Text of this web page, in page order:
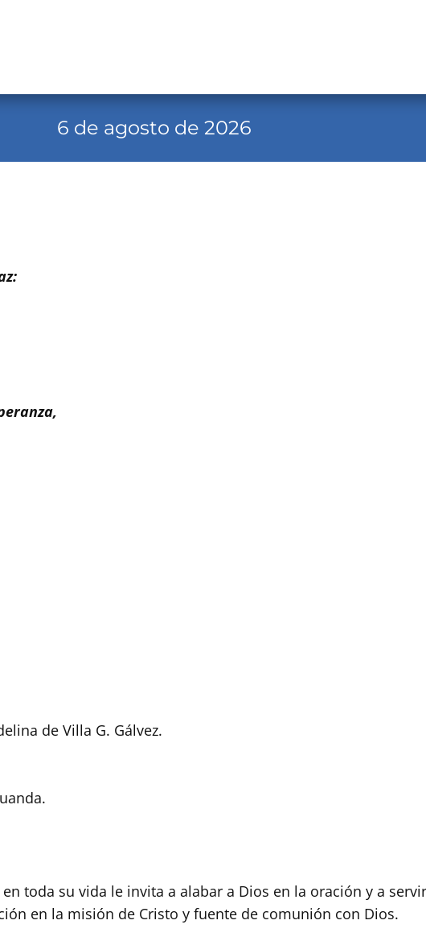
6 de agosto de 2026
de Villa G. Gálvez.
toda su vida le invita a alabar a Dios en la oración y a
en la misión de Cristo y fuente de comunión con Dios.